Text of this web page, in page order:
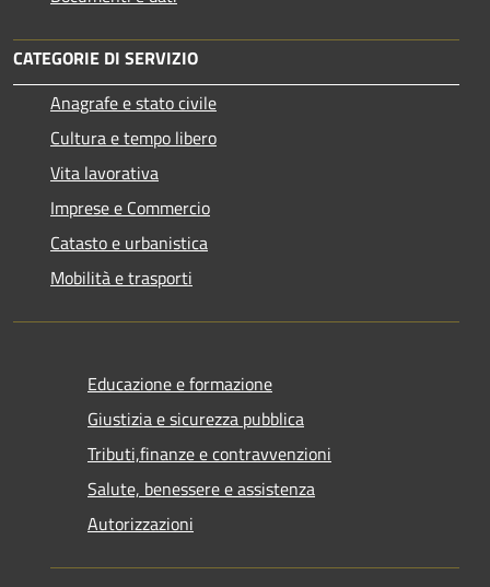
CATEGORIE DI SERVIZIO
Anagrafe e stato civile
Cultura e tempo libero
Vita lavorativa
Imprese e Commercio
Catasto e urbanistica
Mobilità e trasporti
Educazione e formazione
Giustizia e sicurezza pubblica
Tributi,finanze e contravvenzioni
Salute, benessere e assistenza
Autorizzazioni